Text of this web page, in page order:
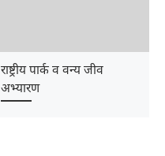
राष्ट्रीय पार्क व वन्य जीव
अभ्यारण